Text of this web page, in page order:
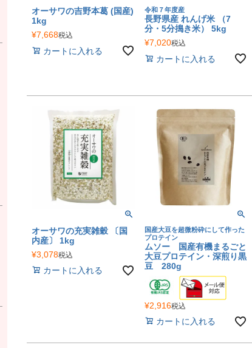
オーサワの吉野本葛 (国産)
1kg
¥7,668税込
カートに入れる
令和７年度産
長野県産 れんげ米 （7
分・5分搗き米） 5kg
¥7,020税込
カートに入れる
オーサワの充実雑穀 〔国
内産〕 1kg
¥3,078税込
カートに入れる
国産大豆を超微粉砕にして作った
プロテイン
ムソー 国産有機まるごと
大豆プロテイン・深煎り黒
豆 280g
¥2,916税込
カートに入れる